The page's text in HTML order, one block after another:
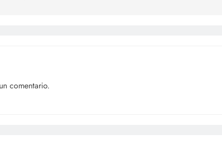
comentario.